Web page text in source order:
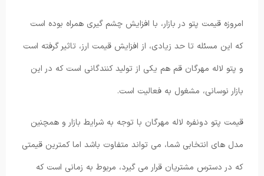
امروزه قیمت پتو در بازار، با افزایش چشم گیری همراه بوده است
که این مسئله تا حد زیادی، از افزایش قیمت ارز، تاثیر گرفته است
و پتو لاله مهرگان قم هم یکی از تولید کنندگانی است که در این
بازار نوسانی، مشغول به فعالیت است.
قیمت پتو دونفره لاله مهرگان با توجه به شرایط بازار و همچنین
مدل های انتخابی شما، می تواند متفاوت باشد اما کمترین قیمتی
که در دسترس مشتریان قرار می گیرد، مربوط به زمانی است که